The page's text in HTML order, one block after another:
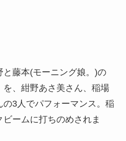
と藤本(モーニング娘。)の
を、紺野あさ美さん、稲場
3人でパフォーマンス。稲
ームに打ちのめされま